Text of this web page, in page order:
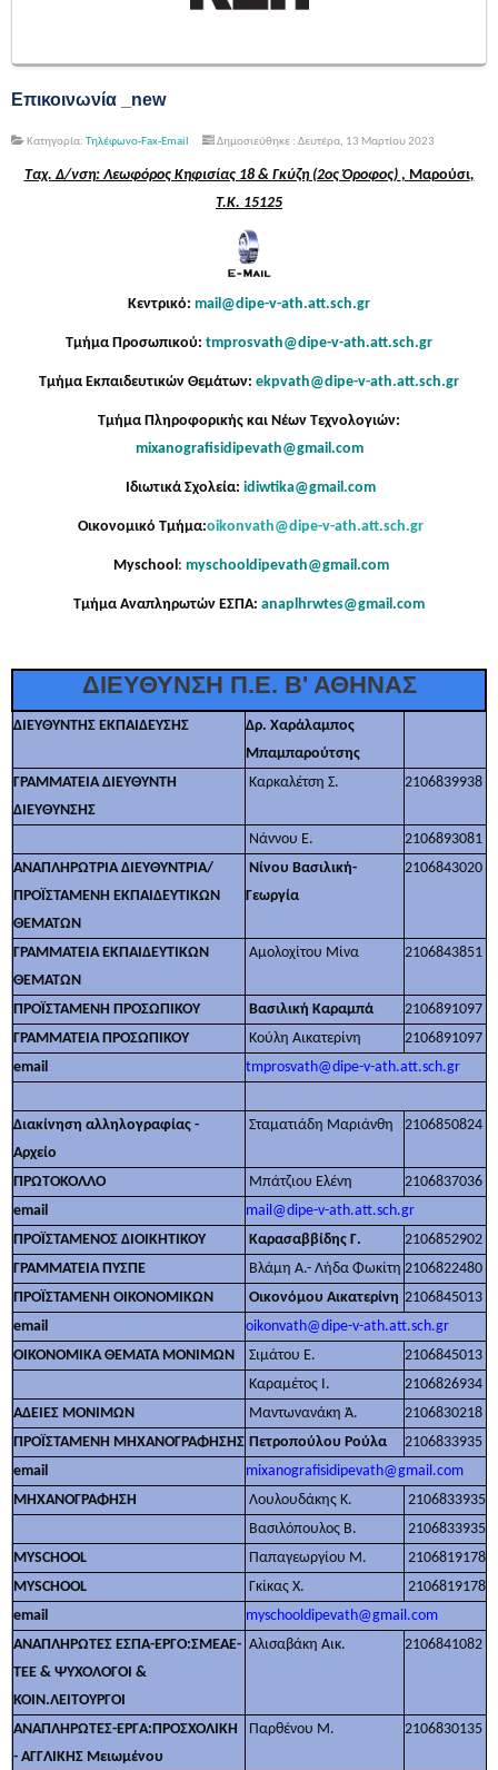
Επικοινωνία _new
Κατηγορία: Τηλέφωνο-Fax-Email Δημοσιεύθηκε : Δευτέρα, 13 Μαρτίου 2023
Ταχ. Δ/νση: Λεωφόρος Κηφισίας 18 & Γκύζη (2ος Όροφος) , Μαρούσι,
Τ.Κ. 15125
Κεντρικό: mail@dipe-v-ath.att.sch.gr
Τμήμα Προσωπικού: tmprosvath@dipe-v-ath.att.sch.gr
Τμήμα Εκπαιδευτικών Θεμάτων: ekpvath@dipe-v-ath.att.sch.gr
Τμήμα Πληροφορικής και Νέων Τεχνολογιών:
mixanografisidipevath@gmail.com
Ιδιωτικά Σχολεία: idiwtika@gmail.com
Οικονομικό Τμήμα:oikonvath@dipe-v-ath.att.sch.gr
Myschool : myschooldipevath@gmail.com
Τμήμα Αναπληρωτών ΕΣΠΑ: anaplhrwtes@gmail.com
ΔΙΕΥΘΥΝΣΗ Π.Ε. Β' ΑΘΗΝΑΣ
ΔΙΕΥΘΥΝΤΗΣ ΕΚΠΑΙΔΕΥΣΗΣ
Δρ. Χαράλαμπος
Μπαμπαρούτσης
ΓΡΑΜΜΑΤΕΙΑ ΔΙΕΥΘΥNTΗ
ΔΙΕΥΘΥΝΣΗΣ
Καρκαλέτση Σ. 2106839938
Νάννου Ε.
2106893081
ΑΝΑΠΛΗΡΩΤΡΙΑ ΔΙΕΥΘΥΝΤΡΙΑ/
ΠΡΟΪΣΤΑΜΕΝΗ ΕΚΠΑΙΔΕΥΤΙΚΩΝ
ΘΕΜΑΤΩΝ
Νίνου Βασιλική-
Γεωργία
2106843020
ΓΡΑΜΜΑΤΕΙΑ ΕΚΠΑΙΔΕΥΤΙΚΩΝ
ΘΕΜΑΤΩΝ
Αμολοχίτου Μίνα 2106843851
ΠΡΟΪΣΤΑΜΕΝΗ ΠΡΟΣΩΠΙΚΟΥ Βασιλική Καραμπά
2106891097
ΓΡΑΜΜΑΤΕΙΑ ΠΡΟΣΩΠΙΚΟΥ
Κούλη Αικατερίνη
2106891097
email
tmprosvath@dipe-v-ath.att.sch.gr
Διακίνηση αλληλογραφίας -
Αρχείο
Σταματιάδη Μαριάνθη 2106850824
ΠΡΩΤΟΚΟΛΛΟ Μπάτζιου Ελένη
2106837036
email
mail@dipe-v-ath.att.sch.gr
ΠΡΟΪΣΤΑΜΕΝΟΣ ΔΙΟΙΚΗΤΙΚΟΥ
Καρασαββίδης Γ.
2106852902
ΓΡΑΜΜΑΤΕΙΑ ΠΥΣΠΕ
Βλάμη Α.- Λήδα Φωκίτη 2106822480
ΠΡΟΪΣΤΑΜΕΝΗ ΟΙΚΟΝΟΜΙΚΩΝ
Οικονόμου Αικατερίνη 2106845013
email
oikonvath@dipe-v-ath.att.sch.gr
ΟΙΚΟΝΟΜΙΚΑ ΘΕΜΑΤΑ ΜΟΝΙΜΩΝ
Σιμάτου Ε.
2106845013
Καραμέτος Ι.
2106826934
ΑΔΕΙΕΣ ΜΟΝΙΜΩΝ
Μαντωνανάκη Ά.
2106830218
ΠΡΟΪΣΤΑΜΕΝΗ ΜΗΧΑΝΟΓΡΑΦΗΣΗΣ Πετροπούλου Ρούλα
2106833935
email
mixanografisidipevath@gmail.com
ΜΗΧΑΝΟΓΡΑΦΗΣΗ
Λουλουδάκης Κ.
2106833935
Βασιλόπουλος Β.
2106833935
MYSCHOOL
Παπαγεωργίου Μ.
2106819178
MYSCHOOL
Γκίκας Χ.
2106819178
email
myschooldipevath@gmail.com
ΑΝΑΠΛΗΡΩΤΕΣ ΕΣΠΑ-ΈΡΓΟ:ΣΜΕΑΕ-
ΤΕΕ & ΨΥΧΟΛΟΓΟΙ &
ΚΟΙΝ.ΛΕΙΤΟΥΡΓΟΙ
Αλισαβάκη Αικ. 2106841082
ΑΝΑΠΛΗΡΩΤΕΣ-ΈΡΓΑ:ΠΡΟΣΧΟΛΙΚΗ
- ΑΓΓΛΙΚΗΣ Μειωμένου
Παρθένου Μ. 2106830135